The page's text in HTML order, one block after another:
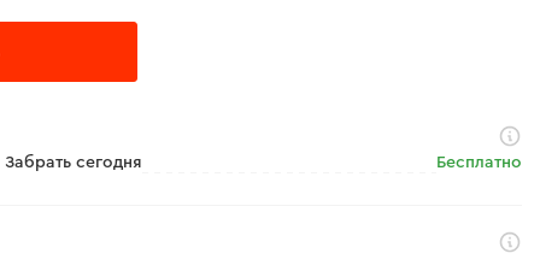
Забрать сегодня
Бесплатно